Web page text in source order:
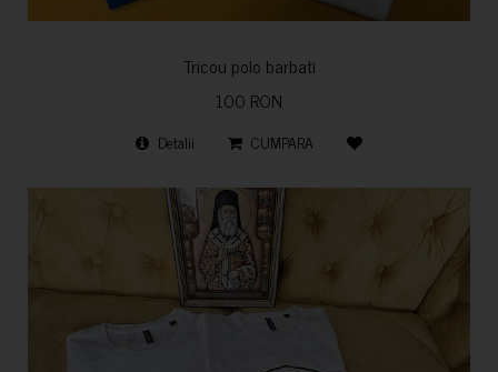
Tricou polo barbati
100 RON
Detalii CUMPARA